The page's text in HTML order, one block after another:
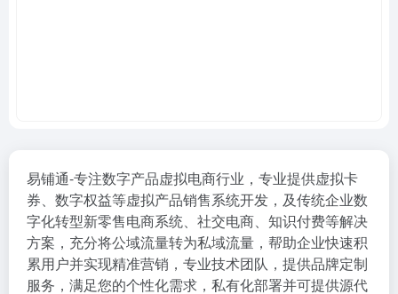
易铺通-专注数字产品虚拟电商行业，专业提供虚拟卡
券、数字权益等虚拟产品销售系统开发，及传统企业数
字化转型新零售电商系统、社交电商、知识付费等解决
方案，充分将公域流量转为私域流量，帮助企业快速积
累用户并实现精准营销，专业技术团队，提供品牌定制
服务，满足您的个性化需求，私有化部署并可提供源代